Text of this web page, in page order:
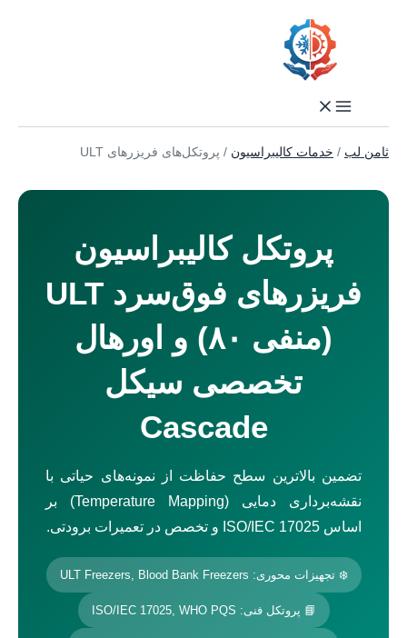
ثامن لب / خدمات کالیبراسیون / پروتکل‌های فریزرهای ULT
پروتکل کالیبراسیون
فریزرهای فوق‌سرد ULT
(منفی ۸۰) و اورهال
تخصصی سیکل
Cascade
تضمین بالاترین سطح حفاظت از نمونه‌های حیاتی با
نقشه‌برداری دمایی (Temperature Mapping) بر
اساس ISO/IEC 17025 و تخصص در تعمیرات برودتی.
❄️ تجهیزات محوری: ULT Freezers, Blood Bank Freezers
📘 پروتکل فنی: ISO/IEC 17025, WHO PQS